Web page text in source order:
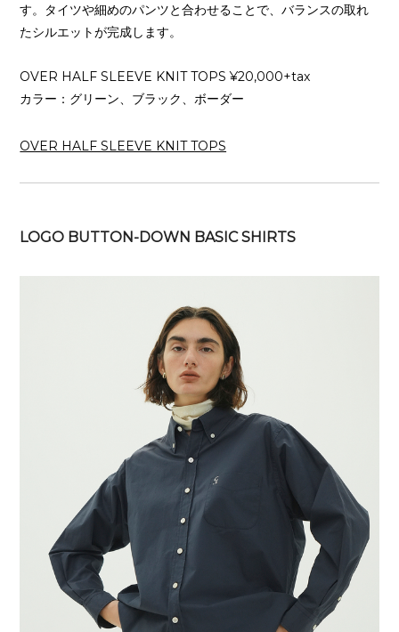
す。タイツや細めのパンツと合わせることで、バランスの取れ
たシルエットが完成します。
OVER HALF SLEEVE KNIT TOPS ¥20,000+tax
カラー：グリーン、ブラック、ボーダー
OVER HALF SLEEVE KNIT TOPS
LOGO BUTTON-DOWN BASIC SHIRTS